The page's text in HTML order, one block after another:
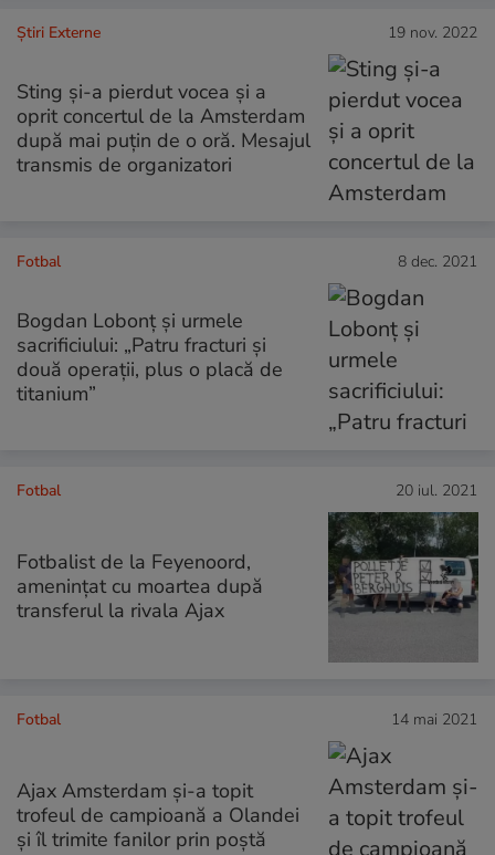
Știri Externe 19 nov. 2022
Sting și-a pierdut vocea și a
oprit concertul de la Amsterdam
după mai puțin de o oră. Mesajul
transmis de organizatori
Fotbal 8 dec. 2021
Bogdan Lobonț și urmele
sacrificiului: „Patru fracturi și
două operații, plus o placă de
titanium”
Fotbal 20 iul. 2021
Fotbalist de la Feyenoord,
amenințat cu moartea după
transferul la rivala Ajax
Fotbal 14 mai 2021
Ajax Amsterdam și-a topit
trofeul de campioană a Olandei
și îl trimite fanilor prin poștă